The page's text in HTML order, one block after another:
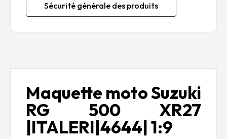
Sécurité générale des produits
Maquette moto Suzuki
RG 500 XR27
|ITALERI|4644| 1:9